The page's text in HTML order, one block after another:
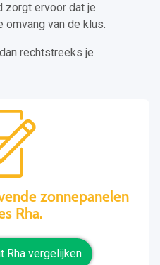
zorgt ervoor dat je
van de klus.
rechtstreeks je
zonnepanelen
Rha.
Rha vergelijken